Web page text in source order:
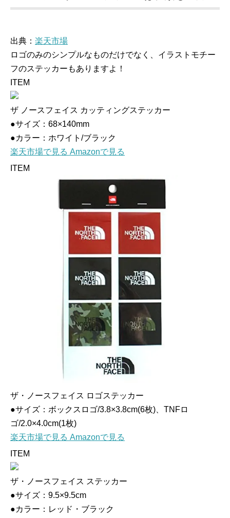
出典： 楽天市場
ロゴのみのシンプルなものだけでなく、イラストモチー
フのステッカーもありますよ！
ITEM
ザ ノースフェイス カッティングステッカー
●サイズ：68×140mm
●カラー：ホワイト/ブラック
楽天市場で見る Amazonで見る
ITEM
ザ・ノースフェイス ロゴステッカー
●サイズ：ボックスロゴ/3.8×3.8cm(6枚)、TNFロ
ゴ/2.0×4.0cm(1枚)
楽天市場で見る Amazonで見る
ITEM
ザ・ノースフェイス ステッカー
●サイズ：9.5×9.5cm
●カラー：レッド・ブラック